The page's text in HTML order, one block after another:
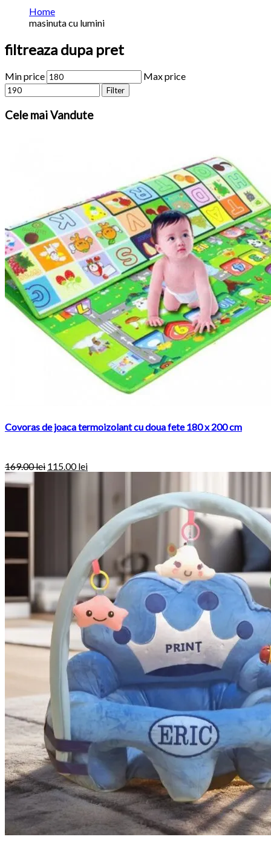
Home
masinuta cu lumini
filtreaza dupa pret
Min price Max price
Filter
Celemai Vandute
Covoras de joaca termoizolant cu doua fete 180 x 200 cm
169.00lei 115.00lei